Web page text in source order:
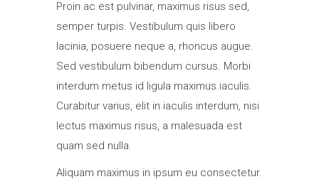
Proin ac est pulvinar, maximus risus sed,
semper turpis. Vestibulum quis libero
lacinia, posuere neque a, rhoncus augue.
Sed vestibulum bibendum cursus. Morbi
interdum metus id ligula maximus iaculis.
Curabitur varius, elit in iaculis interdum, nisi
lectus maximus risus, a malesuada est
quam sed nulla.
Aliquam maximus in ipsum eu consectetur.